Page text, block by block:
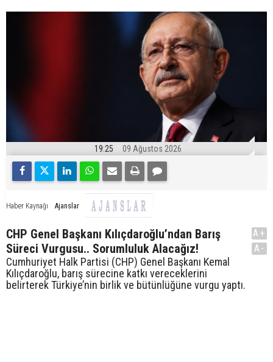
19:25 09 Ağustos 2026
Haber Kaynağı Ajanslar
CHP Genel Başkanı Kılıçdaroğlu’ndan Barış
Süreci Vurgusu.. Sorumluluk Alacağız!
Cumhuriyet Halk Partisi (CHP) Genel Başkanı Kemal
Kılıçdaroğlu, barış sürecine katkı vereceklerini
belirterek Türkiye’nin birlik ve bütünlüğüne vurgu yaptı.
A+
A-